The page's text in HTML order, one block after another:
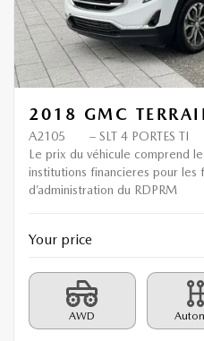
2018 GMC
A2105
– SLT 4 PORTES TI
Le prix du véhicule comprend
institutions financieres pour les
d’administration du RDPRM
Your price
AWD